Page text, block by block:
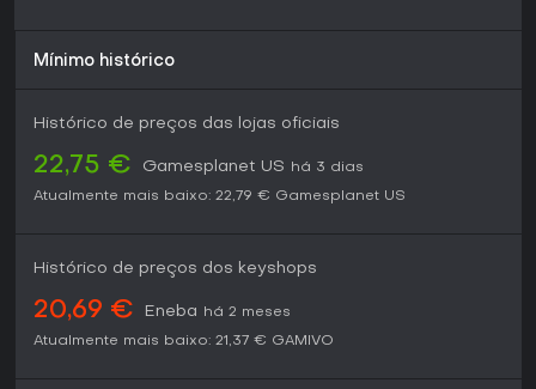
Mínimo histórico
Histórico de preços das lojas oficiais
22,75 € Gamesplanet US
há 3 dias
Atualmente mais baixo: 22,79 € Gamesplanet US
Histórico de preços dos keyshops
20,69 € Eneba
há 2 meses
Atualmente mais baixo: 21,37 € GAMIVO